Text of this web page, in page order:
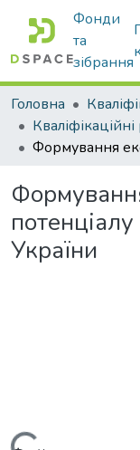
Фонди
та
зібрання
Головна
України